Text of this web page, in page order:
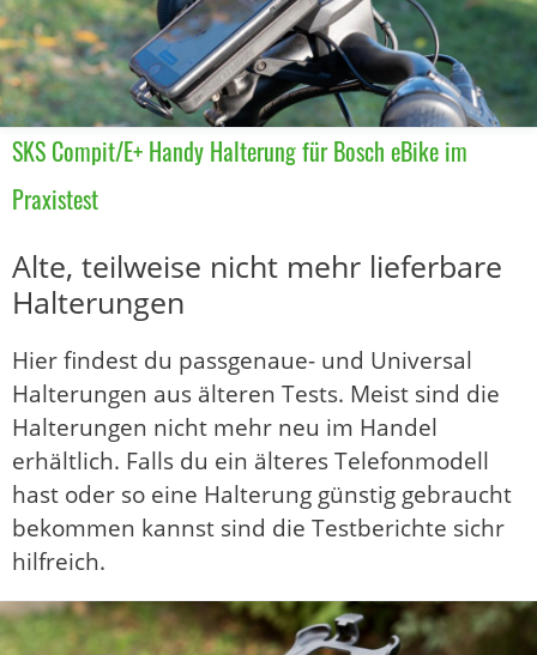
SKS Compit/E+ Handy Halterung für Bosch eBike im
Praxistest
Alte, teilweise nicht mehr lieferbare
Halterungen
Hier findest du passgenaue- und Universal
Halterungen aus älteren Tests. Meist sind die
Halterungen nicht mehr neu im Handel
erhältlich. Falls du ein älteres Telefonmodell
hast oder so eine Halterung günstig gebraucht
bekommen kannst sind die Testberichte sichr
hilfreich.